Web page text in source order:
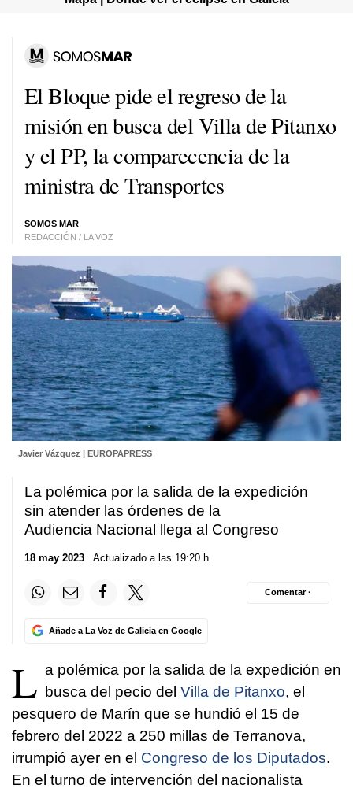
El Bloque pide el regreso de la
misión en busca del Villa de Pitanxo
y el PP, la comparecencia de la
ministra de Transportes
SOMOS MAR
REDACCIÓN / LA VOZ
Javier Vázquez | EUROPAPRESS
La polémica por la salida de la expedición
sin atender las órdenes de la
Audiencia Nacional llega al Congreso
18 may 2023 . Actualizado a las 19:20 h.
Añade a La Voz de Galicia en Google
Comentar ·
L a polémica por la salida de la expedición en
busca del pecio del Villa de Pitanxo, el
pesquero de Marín que se hundió el 15 de
febrero del 2022 a 250 millas de Terranova,
irrumpió ayer en el Congreso de los Diputados.
En el turno de intervención del nacionalista